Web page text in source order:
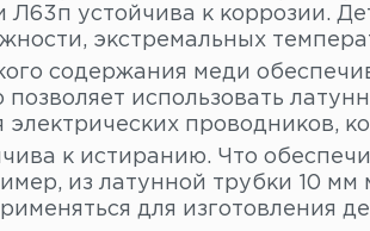
Л63п устойчива к коррозии.
экстремальных
содержания меди
позволяет использовать
электрических проводников,
к истиранию. Что
из латунной трубки 10 мм
для изготовления